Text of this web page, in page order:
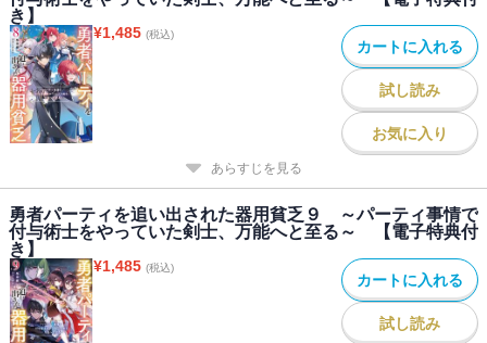
き】
¥1,485 (税込)
カートに入れる
試し読み
お気に入り
あらすじを見る
勇者パーティを追い出された器用貧乏９ ～パーティ事情で
付与術士をやっていた剣士、万能へと至る～ 【電子特典付
き】
¥1,485 (税込)
カートに入れる
試し読み